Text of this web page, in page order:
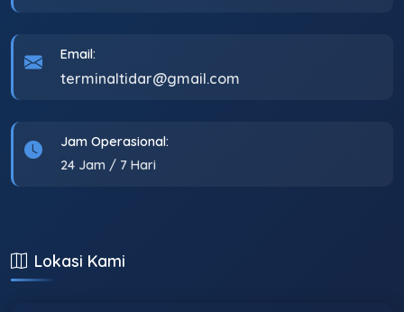
Email:
terminaltidar@gmail.com
Jam Operasional:
24 Jam / 7 Hari
Lokasi Kami